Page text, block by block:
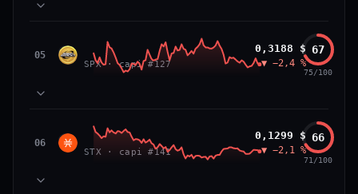
−84,0 % #26
66/100
81
TECHNIQUE 87
VOLUME 71
39
NEWS
05 SPX SPX6900
SPX · capi #127
0,3188 $
▼ −2,4 %
67
75/100
83
TECHNIQUE 64
VOLUME 72
52
NEWS
06 STX Stacks
STX · capi #141
0,1299 $
▼ −2,1 %
66
71/100